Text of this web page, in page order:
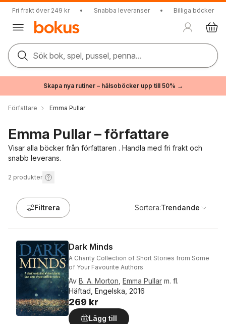
Fri frakt över 249 kr • Snabba leveranser • Billiga böcker
Sök bok, spel, pussel, penna...
Skapa nya rutiner – hälsoböcker upp till 50% →
Författare Emma Pullar
Emma Pullar – författare
Visar alla böcker från författaren . Handla med fri frakt och
snabb leverans.
2 produkter
Filtrera Sortera:Trendande
Dark Minds
A Charity Collection of Short Stories from Some
of Your Favourite Authors
Av B. A. Morton Emma Pullar m. fl.
Häftad, Engelska, 2016
269 kr
Lägg till